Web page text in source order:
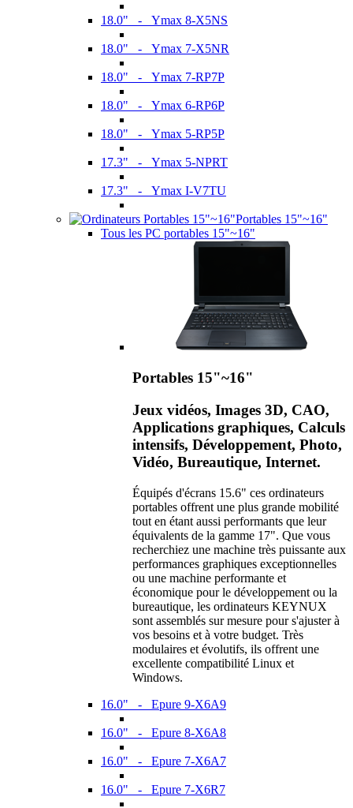
18.0" - Ymax 8-X5NS
18.0" - Ymax 7-X5NR
18.0" - Ymax 7-RP7P
18.0" - Ymax 6-RP6P
18.0" - Ymax 5-RP5P
17.3" - Ymax 5-NPRT
17.3" - Ymax I-V7TU
Portables 15"~16"
Tous les PC portables 15"~16"
Portables 15"~16"
Jeux vidéos, Images 3D, CAO,
Applications graphiques, Calculs
intensifs, Développement, Photo,
Vidéo, Bureautique, Internet.
Équipés d'écrans 15.6" ces ordinateurs
portables offrent une plus grande mobilité
tout en étant aussi performants que leur
équivalents de la gamme 17". Que vous
recherchiez une machine très puissante aux
performances graphiques exceptionnelles
ou une machine performante et
économique pour le développement ou la
bureautique, les ordinateurs KEYNUX
sont assemblés sur mesure pour s'ajuster à
vos besoins et à votre budget. Très
modulaires et évolutifs, ils offrent une
excellente compatibilité Linux et
Windows.
16.0" - Epure 9-X6A9
16.0" - Epure 8-X6A8
16.0" - Epure 7-X6A7
16.0" - Epure 7-X6R7